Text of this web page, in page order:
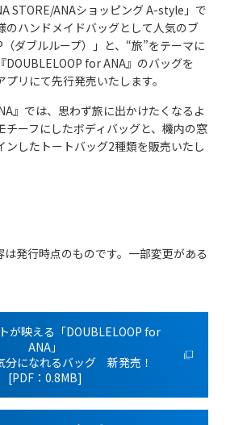
STORE/ANAショッピング A-style」で
のハンドメイドバッグとして人気のブ
ダブルループ）」と、“旅”をテーマに
DOUBLELOOP for ANA』のバッグを
リにて先行発売いたします。
』では、思わず旅に出かけたくなるよ
チーフにしたボディバッグと、機内の窓
ンしたトートバッグ2種類を販売いたし
発行時点のものです。一部変更がある
が映える「DOUBLELOOP for
ANA」
分になれるバッグ 新発売！
[PDF：0.8MB]